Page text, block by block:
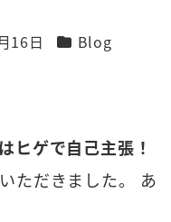
16日 カテゴリー
Blog
ヒゲで自己主張！
ただきました。 あ